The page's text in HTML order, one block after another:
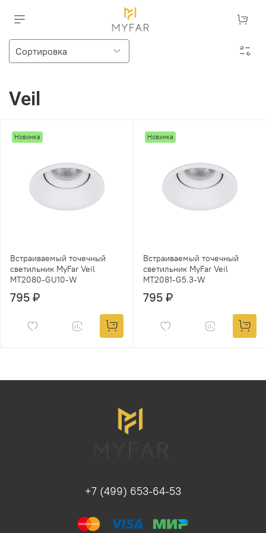
Veil
Новинка
Встраиваемый точечный
светильник MyFar Veil
MT2080-GU10-W
795 ₽
Новинка
Встраиваемый точечный
светильник MyFar Veil
MT2081-G5.3-W
795 ₽
+7 (499) 653-64-53